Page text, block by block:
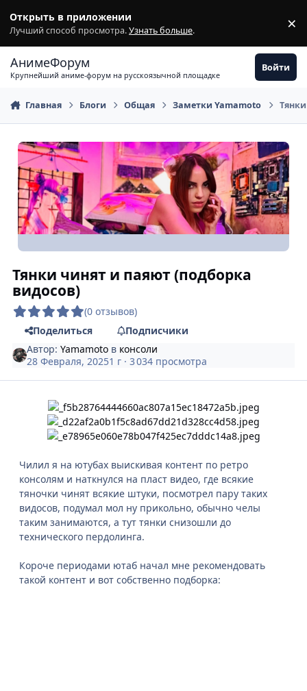
Открыть в приложении
Лучший способ просмотра.Узнать больше. ×
АнимеФорум
Крупнейший аниме-форум на русскоязычной площадке
Войти
Главная Блоги Общая Заметки Yamamoto
Тянки чинят и паяют (подборка
видосов)
(0 отзывов)
Поделиться
Подписчики
Автор:Yamamoto в консоли
28 Февраля, 20251 г · 3 034 просмотра
Чилил я на ютубах выискивая контент по ретро
консолям и наткнулся на пласт видео, где всякие
тяночки чинят всякие штуки, посмотрел пару таких
видосов, подумал мол ну прикольно, обычно челы
таким занимаются, а тут тянки снизошли до
технического пердолинга.
Короче периодами ютаб начал мне рекомендовать
такой контент и вот собственно подборка: